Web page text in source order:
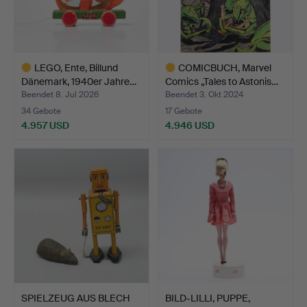
LEGO, Ente, Billund
Dänemark, 1940er Jahre…
Beendet 8. Jul 2026
34 Gebote
4.957 USD
COMICBUCH, Marvel
Comics „Tales to Astonis…
Beendet 3. Okt 2024
17 Gebote
4.946 USD
SPIELZEUG AUS BLECH
BILD-LILLI, PUPPE,